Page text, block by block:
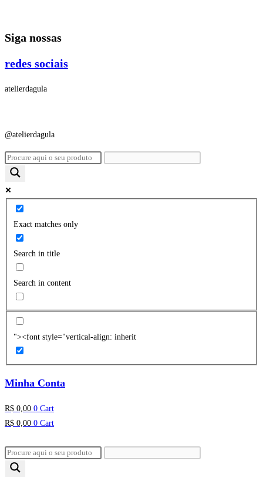
o
Siga nossas
redes sociais
atelierdagula
@atelierdagula
Exact matches only
Search in title
Search in content
"><font style="vertical-align: inherit
Minha Conta
R$ 0,00 0 Cart
R$ 0,00 0 Cart